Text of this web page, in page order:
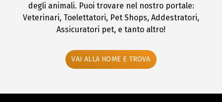
degli animali. Puoi trovare nel nostro portale:
Veterinari, Toelettatori, Pet Shops, Addestratori,
Assicuratori pet, e tanto altro!
VAI ALLA HOME E TROVA